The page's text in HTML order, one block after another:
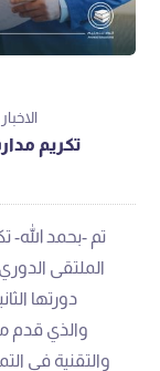
الاخبار
تكريم
تم -بحمد
الملتقى
دورتها
والذي قدم
والتقنية في